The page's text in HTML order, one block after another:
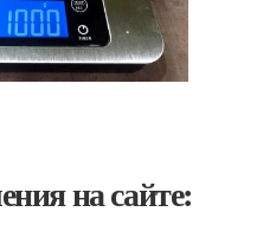
на сайте: